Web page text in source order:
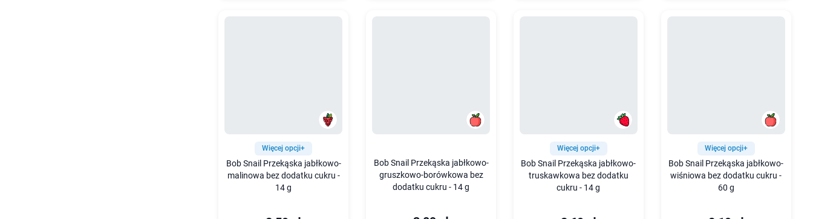
Więcej opcji+
Bob Snail Przekąska jabłkowo-
malinowa bez dodatku cukru -
14 g
Bob Snail Przekąska jabłkowo-
gruszkowo-borówkowa bez
dodatku cukru - 14 g
Więcej opcji+
Bob Snail Przekąska jabłkowo-
truskawkowa bez dodatku
cukru - 14 g
Więcej opcji+
Bob Snail Przekąska jabłkowo-
wiśniowa bez dodatku cukru -
60 g